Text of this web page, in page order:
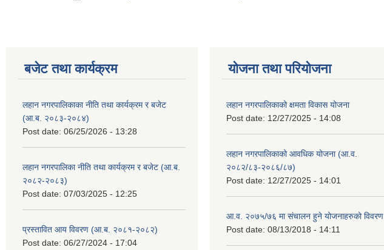
बजेट तथा कार्यक्रम
लहान नगरपालिकाका नीति तथा कार्यक्रम र बजेट
(आ.ब. २०८३-२०८४)
Post date: 06/25/2026 - 13:28
लहान नगरपालिका नीति तथा कार्यक्रम र बजेट (आ.ब.
२०८२-२०८३)
Post date: 07/03/2025 - 12:25
प्रस्तावित आय विवरण (आ.ब. २०८१-२०८२)
Post date: 06/27/2024 - 17:04
योजना तथा परियोजना
लहान नगरपालिकाको क्षमता विकास योजना
Post date: 12/27/2025 - 14:08
लहान नगरपालिकाको आवधिक योजना (आ.व.
२०८२/८३-२०८६/८७)
Post date: 12/27/2025 - 14:01
आ.व. २०७५/७६ मा संचालन हुने योजनाहरुको विवरण
Post date: 08/13/2018 - 14:11